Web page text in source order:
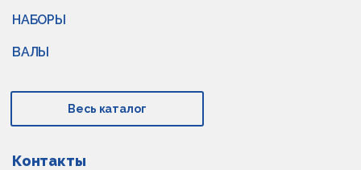
НАБОРЫ
ВАЛЫ
Весь каталог
Контакты